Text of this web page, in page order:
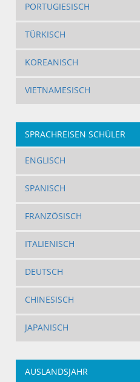
PORTUGIESISCH
TÜRKISCH
KOREANISCH
VIETNAMESISCH
SPRACHREISEN SCHÜLER
ENGLISCH
SPANISCH
FRANZÖSISCH
ITALIENISCH
DEUTSCH
CHINESISCH
JAPANISCH
AUSLANDSJAHR